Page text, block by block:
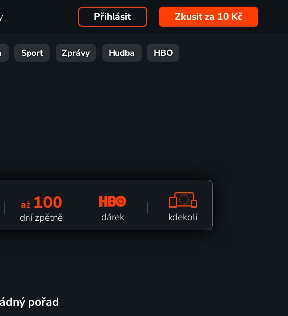
Přihlásit Zkusit za 10 Kč
Sport Zprávy Hudba HBO
až 100
dní zpětně dárek kdekoli
pořad